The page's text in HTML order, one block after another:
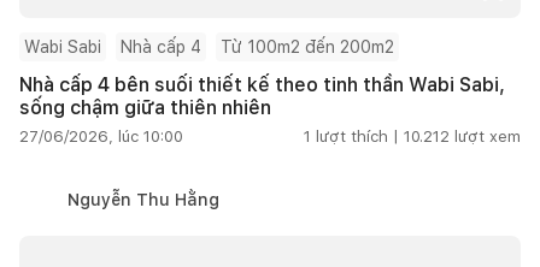
Wabi Sabi Nhà cấp 4 Từ 100m2 đến 200m2
Nhà cấp 4 bên suối thiết kế theo tinh thần Wabi Sabi,
sống chậm giữa thiên nhiên
27/06/2026, lúc 10:00 1 lượt thích | 10.212 lượt xem
Nguyễn Thu Hằng